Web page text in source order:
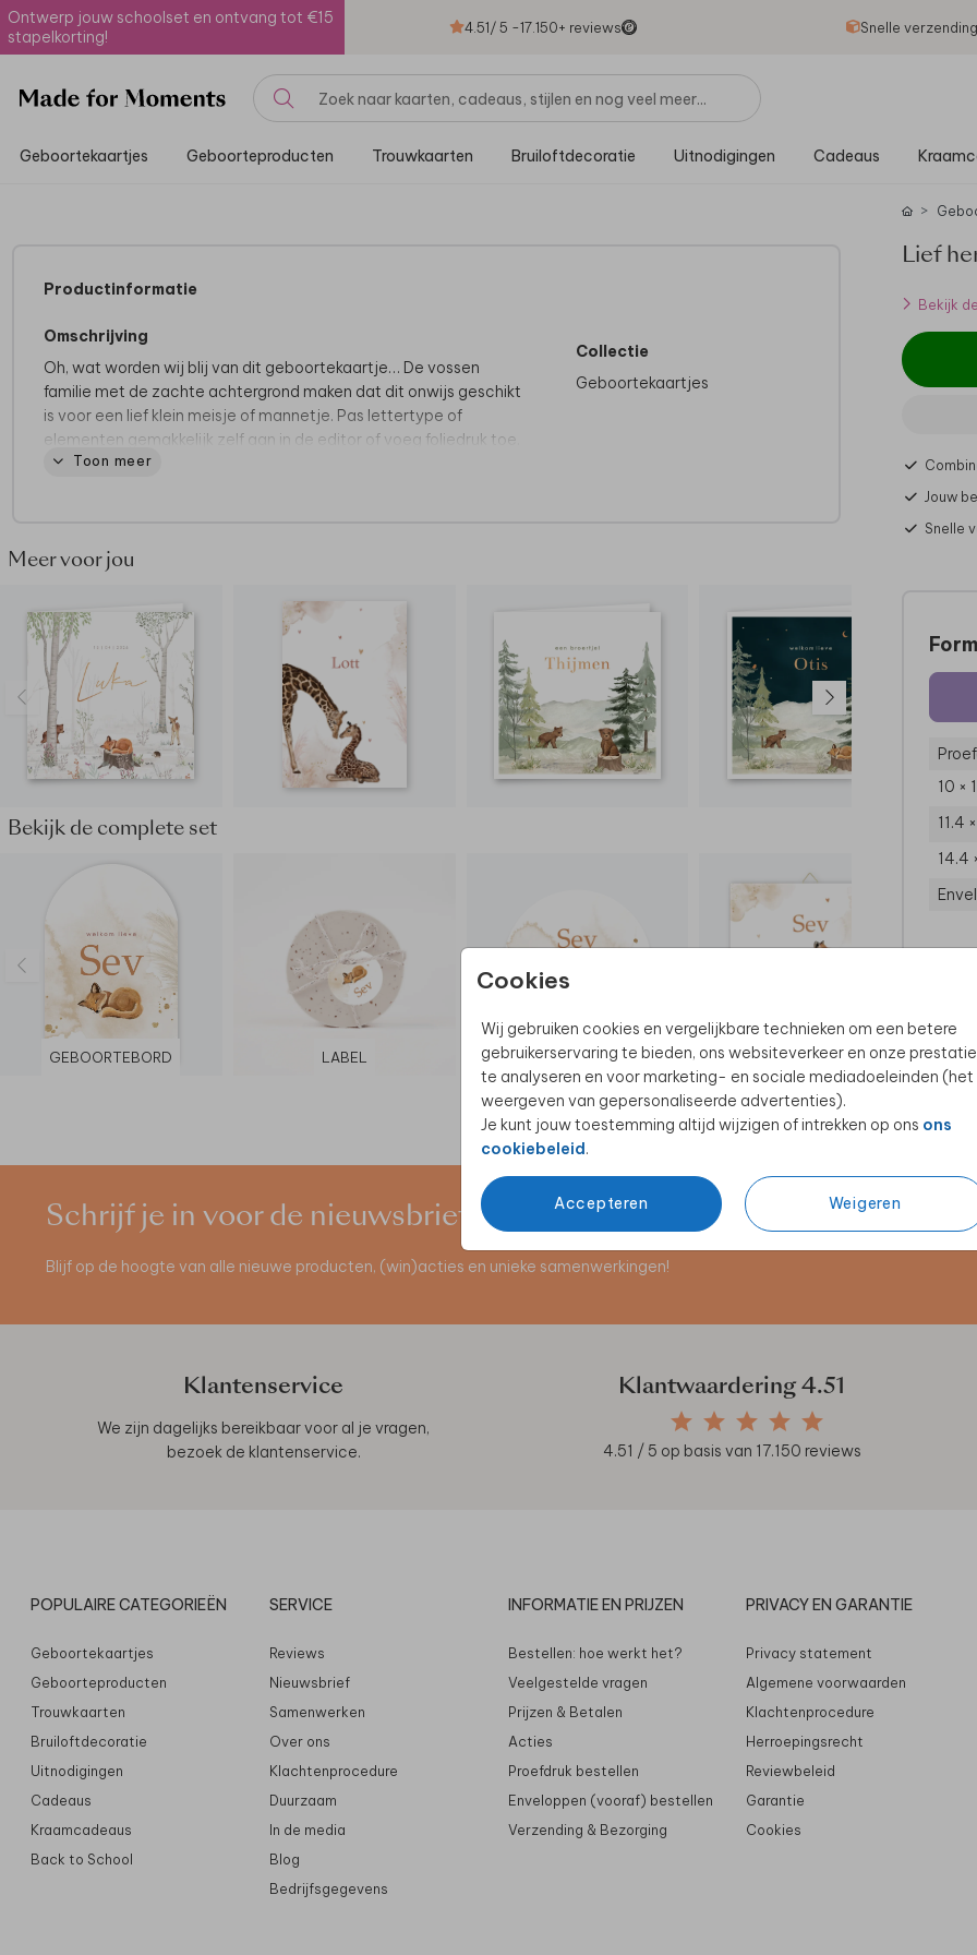
Ontwerp jouw schoolset en ontvang tot €15
stapelkorting!
4.51/ 5 -17.150+ reviews Snelle
Geboortekaartjes Geboorteproducten Trouwkaarten Bruiloftdecoratie Uitnodigingen Cadeaus
Cookies
Wij gebruiken cookies en vergelijkbare technieken om een betere
gebruikerservaring te bieden, ons websiteverkeer en onze
te analyseren en voor marketing- en sociale mediadoeleinden (het
weergeven van gepersonaliseerde advertenties).
Je kunt jouw toestemming altijd wijzigen of intrekken op ons ons
cookiebeleid.
Accepteren Weigeren
Productinformatie
Omschrijving
Oh, wat worden wij blij van dit geboortekaartje… De vossen
familie met de zachte achtergrond maken dat dit onwijs geschikt
is voor een lief klein meisje of mannetje. Pas lettertype of
elementen gemakkelijk zelf aan in de editor of voeg foliedruk toe.
• Maak het geboortekaartje helemaal af door de envelop dicht te
Dit geboortekaartje maakt deel uit van
een complete set in deze
stijl.
Toon meer
Collectie
Geboortekaartjes
Meer voor jou
Bekijk de complete set
GEBOORTEBORD LABEL TUINBORD KERAMIEK
Lief
Bekijk
Jouw
Snelle
10 ×
11.4
14.4
Schrijf je in voor de nieuwsbrief
Blijf op de hoogte van alle nieuwe producten, (win)acties en unieke samenwerkingen!
Klantenservice
We zijn dagelijks bereikbaar voor al je vragen,
bezoek de klantenservice.
Klantwaardering4.51
4.51 / 5 op basis van 17.150 reviews
POPULAIRE CATEGORIEËN
Geboortekaartjes
Geboorteproducten
Trouwkaarten
Bruiloftdecoratie
Uitnodigingen
Cadeaus
Kraamcadeaus
Back to School
SERVICE
Reviews
Nieuwsbrief
Samenwerken
Over ons
Klachtenprocedure
Duurzaam
In de media
Blog
Bedrijfsgegevens
INFORMATIE EN PRIJZEN
Bestellen: hoe werkt het?
Veelgestelde vragen
Prijzen & Betalen
Acties
Proefdruk bestellen
Enveloppen (vooraf) bestellen
Verzending & Bezorging
PRIVACY EN GARANTIE
Privacy statement
Algemene voorwaarden
Klachtenprocedure
Herroepingsrecht
Reviewbeleid
Garantie
Cookies